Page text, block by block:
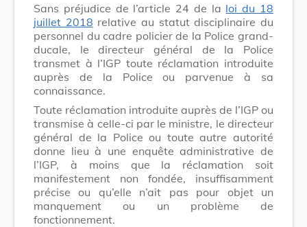
Sans préjudice de l’article 24 de la loi du 18
juillet 2018 relative au statut disciplinaire du
personnel du cadre policier de la Police grand-
ducale, le directeur général de la Police
transmet à l’IGP toute réclamation introduite
auprès de la Police ou parvenue à sa
connaissance.
Toute réclamation introduite auprès de l’IGP ou
transmise à celle-ci par le ministre, le directeur
général de la Police ou toute autre autorité
donne lieu à une enquête administrative de
l’IGP, à moins que la réclamation soit
manifestement non fondée, insuffisamment
précise ou qu’elle n’ait pas pour objet un
manquement ou un problème de
fonctionnement.